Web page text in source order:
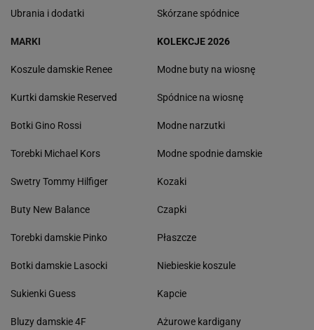
Ubrania i dodatki Skórzane spódnice
MARKI
Koszule damskie Renee
Kurtki damskie Reserved
Botki Gino Rossi
Torebki Michael Kors
Swetry Tommy Hilfiger
Buty New Balance
Torebki damskie Pinko
Botki damskie Lasocki
Sukienki Guess
Bluzy damskie 4F
KOLEKCJE 2026
Modne buty na wiosnę
Spódnice na wiosnę
Modne narzutki
Modne spodnie damskie
Kozaki
Czapki
Płaszcze
Niebieskie koszule
Kapcie
Ażurowe kardigany